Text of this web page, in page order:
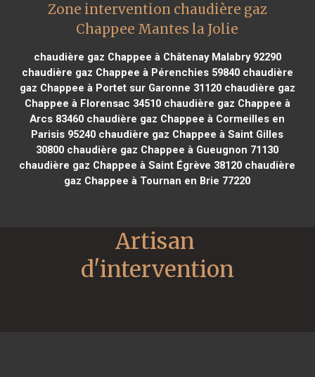
Zone intervention chaudière gaz
Chappee Mantes la Jolie
chaudière gaz Chappee à Châtenay Malabry 92290
chaudière gaz Chappee à Pérenchies 59840chaudière
gaz Chappee à Portet sur Garonne 31120chaudière gaz
Chappee à Florensac 34510chaudière gaz Chappee à
Arcs 83460 chaudière gaz Chappee à Cormeilles en
Parisis 95240 chaudière gaz Chappee à Saint Gilles
30800 chaudière gaz Chappee à Gueugnon 71130
chaudière gaz Chappee à Saint Égrève 38120 chaudière
gaz Chappee à Tournan en Brie 77220
Artisan
d'intervention